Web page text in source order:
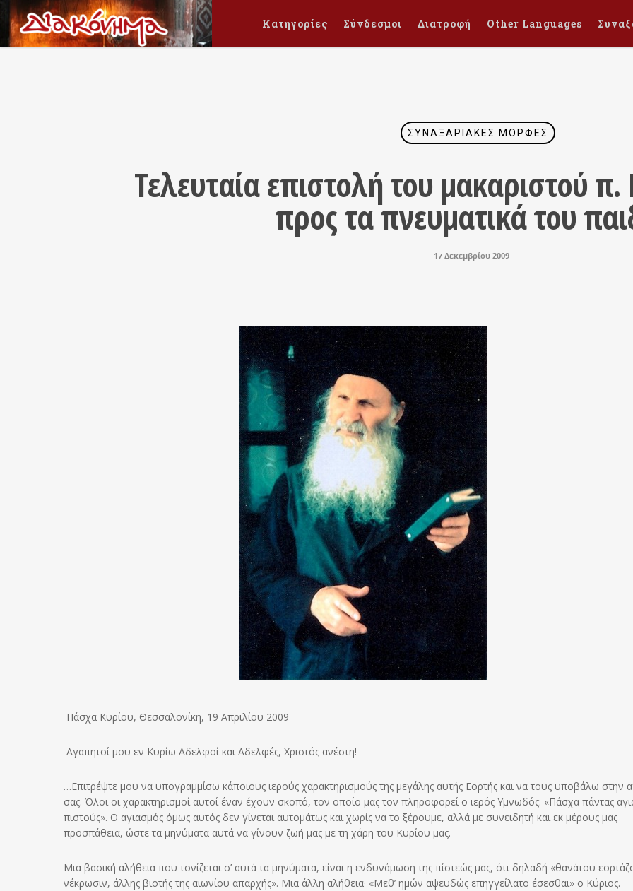
Κατηγορίες Σύνδεσμοι Διατροφή Other Languages
ΣΥΝΑΞΑΡΙΑΚΈΣ ΜΟΡΦΈΣ
Τελευταία επιστολή του μακαριστού π.
προς τα πνευματικά του
17 Δεκεμβρίου 2009
Πάσχα Κυρίου, Θεσσαλονίκη, 19 Απριλίου 2009
Αγαπητοί μου εν Κυρίω Αδελφοί και Αδελφές, Χριστός ανέστη!
…Επιτρέψτε μου να υπογραμμίσω κάποιους ιερούς χαρακτηρισμούς της μεγάλης αυτής Εορτής και να τους υποβάλω στην
σας. Όλοι οι χαρακτηρισμοί αυτοί έναν έχουν σκοπό, τον οποίο μας τον πληροφορεί ο ιερός Υμνωδός: «Πάσχα πάντας
πιστούς». Ο αγιασμός όμως αυτός δεν γίνεται αυτομάτως και χωρίς να το ξέρουμε, αλλά με συνειδητή και εκ μέρους μας
προσπάθεια, ώστε τα μηνύματα αυτά να γίνουν ζωή μας με τη χάρη του Κυρίου μας.
Μια βασική αλήθεια που τονίζεται σ’ αυτά τα μηνύματα, είναι η ενδυνάμωση της πίστεώς μας, ότι δηλαδή «θανάτου
νέκρωσιν, άλλης βιοτής της αιωνίου απαρχής». Μια άλλη αλήθεια· «Μεθ’ ημών αψευδώς επηγγείλατο έσεσθαι» ο Κύριος.